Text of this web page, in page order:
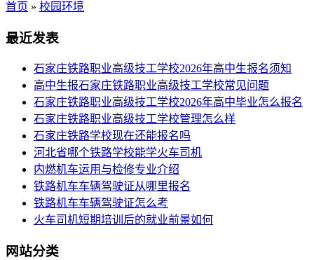
首页 » 校园环境
最近发表
​石家庄铁路职业高级技工学校2026年高中生报名须知
高中生报石家庄铁路职业高级技工学校常见问题
石家庄铁路职业高级技工学校2026年高中毕业怎么报名
石家庄铁路职业高级技工学校管理怎么样
石家庄铁路学校现在还能报名吗
河北省哪个铁路学校能学火车司机
内燃机车运用与检修专业介绍
铁路机车车辆驾驶证从哪里报名
铁路机车车辆驾驶证怎么考
火车司机短期培训后的就业前景如何
网站分类